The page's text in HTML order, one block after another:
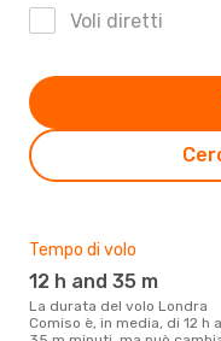
Voli diretti
Tempo di volo
12 h and 35 m
La durata del volo Londra
Comiso è, in media, di 12 h